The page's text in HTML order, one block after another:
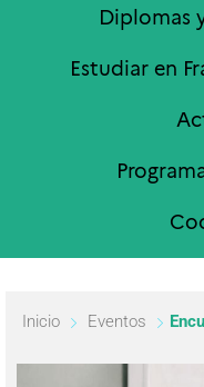
Diplomas
Estudiar en
Inicio Eventos